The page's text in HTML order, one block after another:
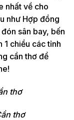
nhất về cho
như Hợp đồng
sân bay, bến
1 chiều các tỉnh
cần thơ để
thơ
thơ